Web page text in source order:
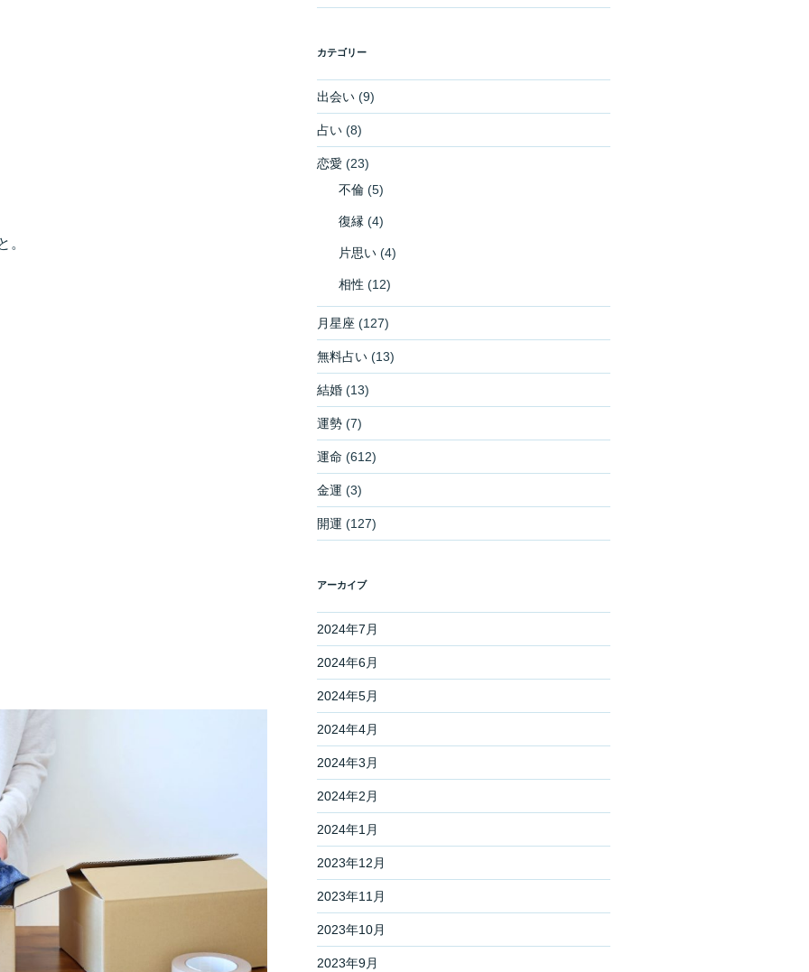
。
カテゴリー
出会い(9)
占い(8)
恋愛(23)
不倫(5)
復縁 (4)
片思い(4)
相性 (12)
月星座 (127)
無料占い(13)
結婚(13)
運勢(7)
運命 (612)
金運 (3)
開運 (127)
アーカイブ
2024年7月
2024年6月
2024年5月
2024年4月
2024年3月
2024年2月
2024年1月
2023年12月
2023年11月
2023年10月
2023年9月